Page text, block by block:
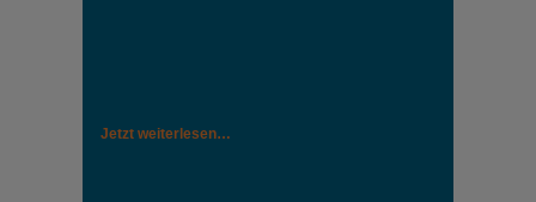
Jetzt weiterlesen…